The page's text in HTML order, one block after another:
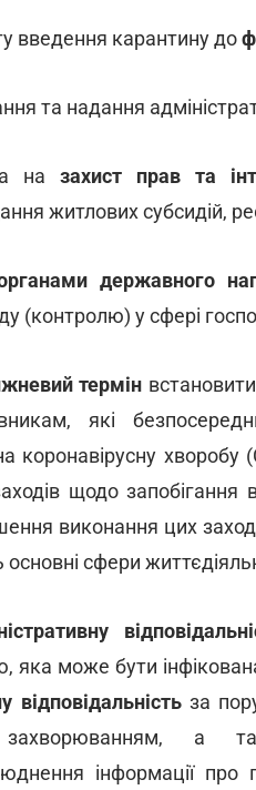
введення карантину до
та надання
на захист прав та
житлових субсидій,
державного
(контролю) у сфері
термін
які
коронавірусну хворобу
щодо запобігання
виконання цих
сфери
яка може бути
відповідальністьза
захворюванням, а
інформації про